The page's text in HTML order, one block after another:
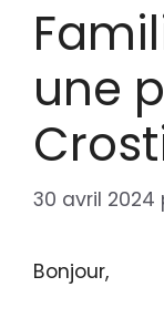
une
30 avril 2024
Bonjour,